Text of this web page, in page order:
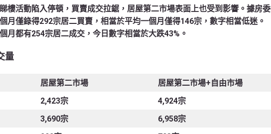
樓活動陷入停頓，買賣成交拉鋸，居屋第二市場表面上也受到影響。據房委
月僅錄得292宗居二買賣，相當於平均一個月僅得146宗，數字相當低迷。
月都有254宗居二成交，今日數字相當於大跌43%。
量
居屋第二市場 居屋第二市場+自由市場
2,423宗
4,924宗
3,690宗
6,958宗